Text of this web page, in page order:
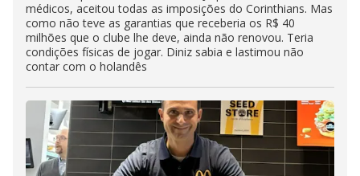
médicos, aceitou todas as imposições do Corinthians. Mas
como não teve as garantias que receberia os R$ 40
milhões que o clube lhe deve, ainda não renovou. Teria
condições físicas de jogar. Diniz sabia e lastimou não
contar com o holandês